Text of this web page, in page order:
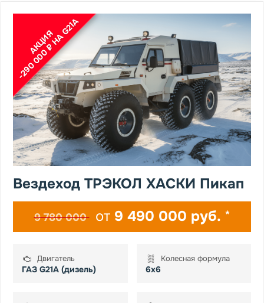
АКЦИЯ
-290 000 ₽ НА G21A
Вездеход ТРЭКОЛ ХАСКИ Пикап
9 780 000 от 9 490 000 руб. *
Двигатель
ГАЗ G21A (дизель)
Колесная формула
6х6